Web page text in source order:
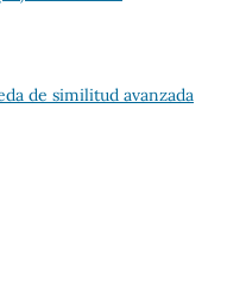
de similitud avanzada